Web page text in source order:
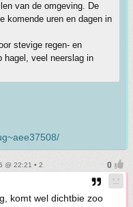
van de omgeving. De
komende uren en dagen in
stevige regen- en
hagel, veel neerslag in
@ 22:21 • 2
komt wel dichtbie zoo